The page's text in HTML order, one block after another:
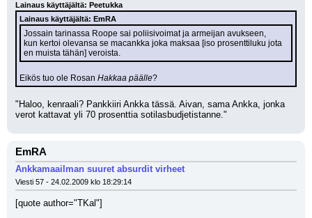
Lainaus käyttäjältä: Peetukka
Lainaus käyttäjältä: EmRA
Jossain tarinassa Roope sai poliisivoimat ja armeijan avukseen,
kun kertoi olevansa se macankka joka maksaa [iso prosenttiluku jota
en muista tähän] veroista.
Eikös tuo ole Rosan Hakkaa päälle?
"Haloo, kenraali? Pankkiiri Ankka tässä. Aivan, sama Ankka, jonka
verot kattavat yli 70 prosenttia sotilasbudjetistanne."
EmRA
Ankkamaailman suuret absurdit virheet
Viesti 57 - 24.02.2009 klo 18:29:14
[quote author="TKal"]